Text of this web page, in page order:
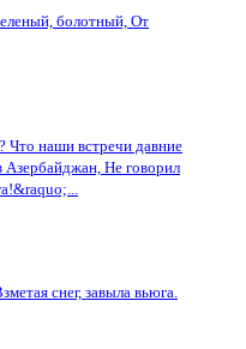
болотный, От
Что наши встречи давние
Азербайджан, Не говорил
снег, завыла вьюга.